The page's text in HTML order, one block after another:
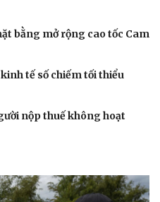
bằng mở rộng cao tốc Cam
tế số chiếm tối thiểu
nộp thuế không hoạt